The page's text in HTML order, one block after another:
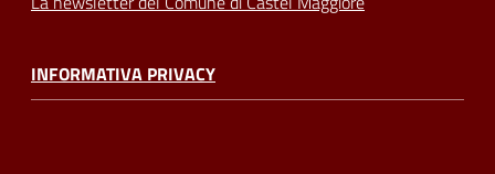
INFORMATIVA PRIVACY